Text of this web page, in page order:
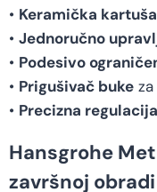
• Keramička kartuša
• Jednoručno
• Podesivo
• Prigušivač buke
• Precizna
Hansgrohe
završnoj obradi